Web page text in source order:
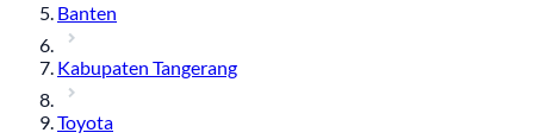
Banten
Kabupaten Tangerang
Toyota